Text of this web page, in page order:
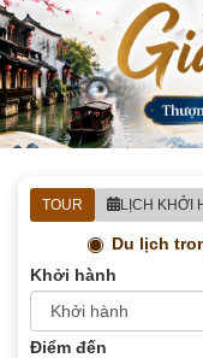
TOUR LỊCH KHỞI
Du lịch
Khởi hành
Điểm đến